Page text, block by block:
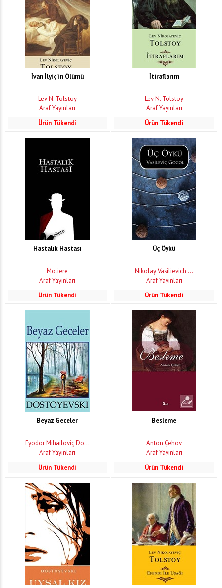
İvan İlyiç'in Ölümü
Lev N. Tolstoy
Araf Yayınları
Ürün Tükendi
İtiraflarım
Lev N. Tolstoy
Araf Yayınları
Ürün Tükendi
Hastalık Hastası
Moliere
Araf Yayınları
Ürün Tükendi
Üç Öykü
Nikolay Vasilievich ...
Araf Yayınları
Ürün Tükendi
Beyaz Geceler
Fyodor Mihailoviç Do...
Araf Yayınları
Ürün Tükendi
Besleme
Anton Çehov
Araf Yayınları
Ürün Tükendi